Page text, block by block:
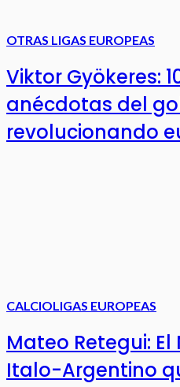
OTRAS LIGAS EUROPEAS
Viktor Gyökeres:
anécdotas del
revolucionando
CALCIOLIGAS EUROPEAS
Mateo Retegui:
Italo-Argentino